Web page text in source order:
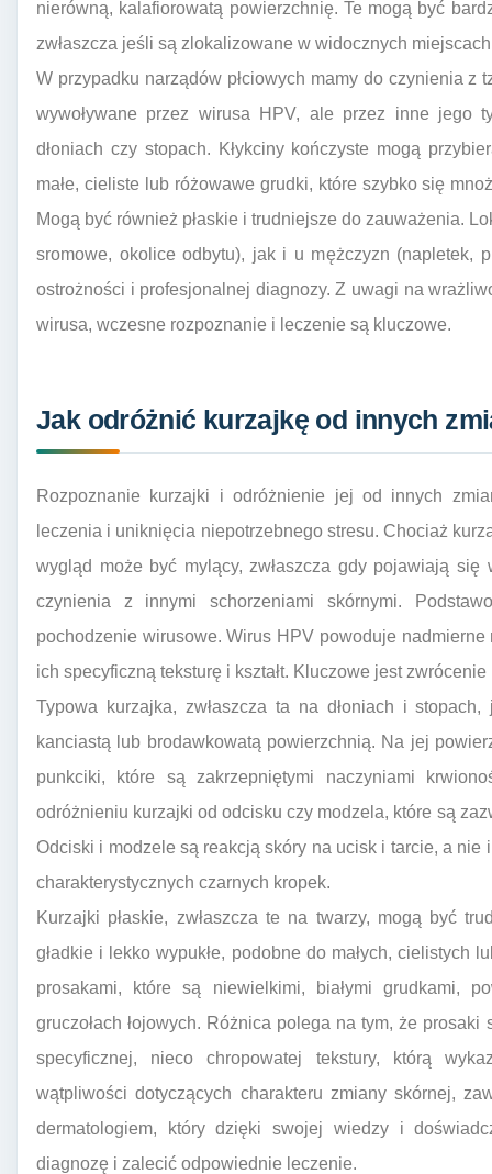
nierówną, kalafiorowatą powierzchnię. Te mogą być
zwłaszcza jeśli są zlokalizowane w widocznych
W przypadku narządów płciowych mamy do czynienia z
wywoływane przez wirusa HPV, ale przez inne jego
dłoniach czy stopach. Kłykciny kończyste mogą
małe, cieliste lub różowawe grudki, które szybko się
Mogą być również płaskie i trudniejsze do zauważenia.
sromowe, okolice odbytu), jak i u mężczyzn (napletek,
ostrożności i profesjonalnej diagnozy. Z uwagi na
wirusa, wczesne rozpoznanie i leczenie są kluczowe.
Jak odróżnić kurzajkę od innych
Rozpoznanie kurzajki i odróżnienie jej od innych
leczenia i uniknięcia niepotrzebnego stresu. Chociaż
wygląd może być mylący, zwłaszcza gdy pojawiają
czynienia z innymi schorzeniami skórnymi.
pochodzenie wirusowe. Wirus HPV powoduje
ich specyficzną teksturę i kształt. Kluczowe jest
Typowa kurzajka, zwłaszcza ta na dłoniach i
kanciastą lub brodawkowatą powierzchnią. Na jej
punkciki, które są zakrzepniętymi naczyniami
odróżnieniu kurzajki od odcisku czy modzela, które są
Odciski i modzele są reakcją skóry na ucisk i tarcie, a
charakterystycznych czarnych kropek.
Kurzajki płaskie, zwłaszcza te na twarzy, mogą być
gładkie i lekko wypukłe, podobne do małych, cielistych
prosakami, które są niewielkimi, białymi grudkami,
gruczołach łojowych. Różnica polega na tym, że
specyficznej, nieco chropowatej tekstury, którą
wątpliwości dotyczących charakteru zmiany skórnej,
dermatologiem, który dzięki swojej wiedzy i
diagnozę i zalecić odpowiednie leczenie.